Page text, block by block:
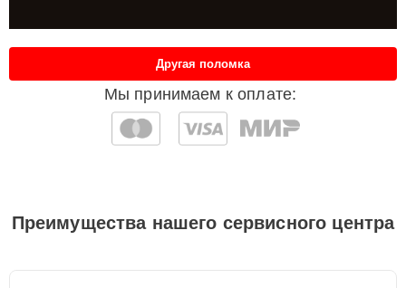
Мы принимаем к оплате:
Другая поломка
Преимущества нашего сервисного центра